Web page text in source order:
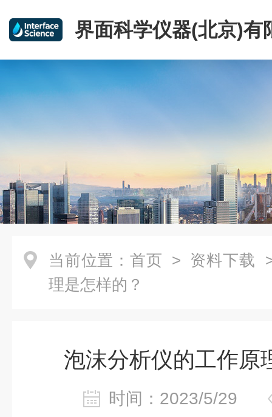
界面科学仪器(北京)有
当前位置： 首页 > 资料下载
理是怎样的？
泡沫分析仪的工作原
时间：2023/5/29